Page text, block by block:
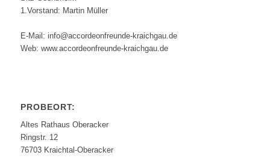
1.Vorstand: Martin Müller
E-Mail: info@accordeonfreunde-kraichgau.de
Web: www.accordeonfreunde-kraichgau.de
PROBEORT:
Altes Rathaus Oberacker
Ringstr. 12
76703 Kraichtal-Oberacker